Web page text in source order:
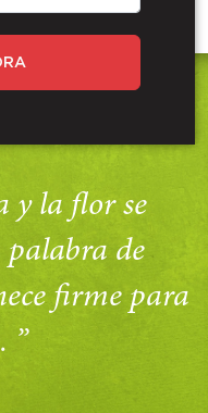
y la flor se
de
firme para
”